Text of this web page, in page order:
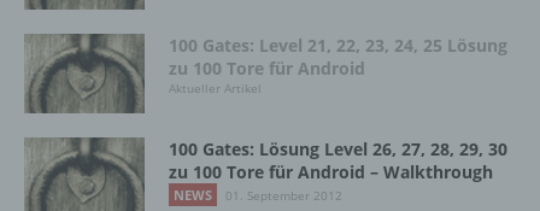
100 Gates: Level 21, 22, 23, 24, 25 Lösung
zu 100 Tore für Android
Aktueller Artikel
100 Gates: Lösung Level 26, 27, 28, 29, 30
zu 100 Tore für Android – Walkthrough
NEWS 01. September 2012
Unionsrecht oder dem Recht der
Mitgliedstaaten vorgesehen werden.
h) Auftragsverarbeiter
Auftragsverarbeiter ist eine natürliche oder
juristische Person, Behörde, Einrichtung